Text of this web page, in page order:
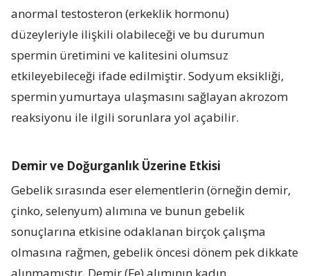
anormal testosteron (erkeklik hormonu)
düzeyleriyle ilişkili olabileceği ve bu durumun
spermin üretimini ve kalitesini olumsuz
etkileyebileceği ifade edilmiştir. Sodyum eksikliği,
spermin yumurtaya ulaşmasını sağlayan akrozom
reaksiyonu ile ilgili sorunlara yol açabilir.
Demir ve Doğurganlık Üzerine Etkisi
Gebelik sırasında eser elementlerin (örneğin demir,
çinko, selenyum) alımına ve bunun gebelik
sonuçlarına etkisine odaklanan birçok çalışma
olmasına rağmen, gebelik öncesi dönem pek dikkate
alınmamıştır. Demir (Fe) alımının kadın